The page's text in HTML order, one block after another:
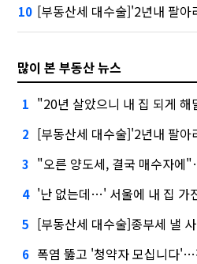
10 [부동산세 대수술]'2년내 팔
많이 본 부동산 뉴스
1 "20년 살았으니 내 집 되게 해
2 [부동산세 대수술]'2년내 팔
3 "오른 양도세, 결국 매수자에
4 '난 없는데…' 서울에 내 집 가
5 [부동산세 대수술]종부세 낼
6 폭염 뚫고 '청약자 모십니다